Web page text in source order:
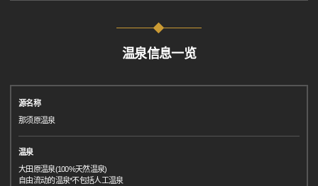
温泉信息一览
源名称
那须原温泉
温泉
大田原温泉(100%天然温泉)
自由流动的温泉*不包括人工温泉